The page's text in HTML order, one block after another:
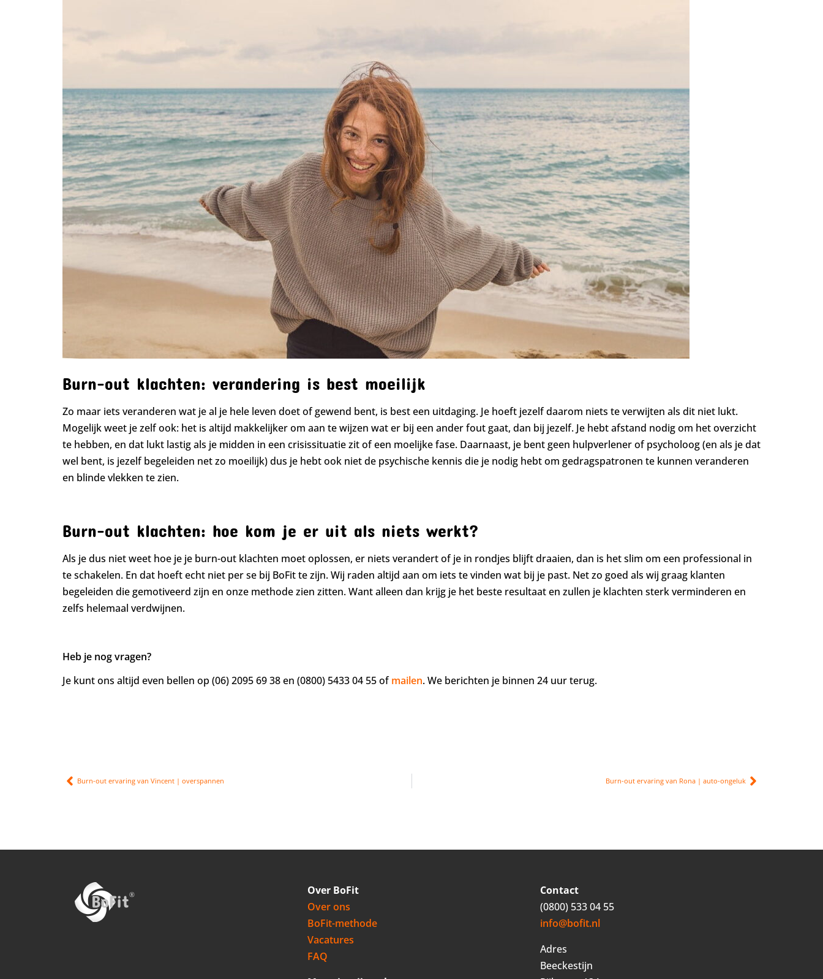
Burn-out klachten: verandering is best moeilijk
Zo maar iets veranderen wat je al je hele leven doet of gewend bent, is best een uitdaging. Je hoeft jezelf daarom niets te verwijten als dit niet lukt.
Mogelijk weet je zelf ook: het is altijd makkelijker om aan te wijzen wat er bij een ander fout gaat, dan bij jezelf. Je hebt afstand nodig om het overzicht
te hebben, en dat lukt lastig als je midden in een crisissituatie zit of een moelijke fase. Daarnaast, je bent geen hulpverlener of psycholoog (en als je dat
wel bent, is jezelf begeleiden net zo moeilijk) dus je hebt ook niet de psychische kennis die je nodig hebt om gedragspatronen te kunnen veranderen
en blinde vlekken te zien.
Burn-out klachten: hoe kom je er uit als niets werkt?
Als je dus niet weet hoe je je burn-out klachten moet oplossen, er niets verandert of je in rondjes blijft draaien, dan is het slim om een professional in
te schakelen. En dat hoeft echt niet per se bij BoFit te zijn. Wij raden altijd aan om iets te vinden wat bij je past. Net zo goed als wij graag klanten
begeleiden die gemotiveerd zijn en onze methode zien zitten. Want alleen dan krijg je het beste resultaat en zullen je klachten sterk verminderen en
zelfs helemaal verdwijnen.
Heb je nog vragen?
Je kunt ons altijd even bellen op (06) 2095 69 38 en (0800) 5433 04 55 ofmailen. We berichten je binnen 24 uur terug.
Burn-out ervaring van Vincent | overspannen Burn-out ervaring van Rona | auto-ongeluk
Over BoFit
Over ons
BoFit-methode
Vacatures
FAQ
Contact
(0800) 533 04 55
info@bofit.nl
Adres
Beeckestijn